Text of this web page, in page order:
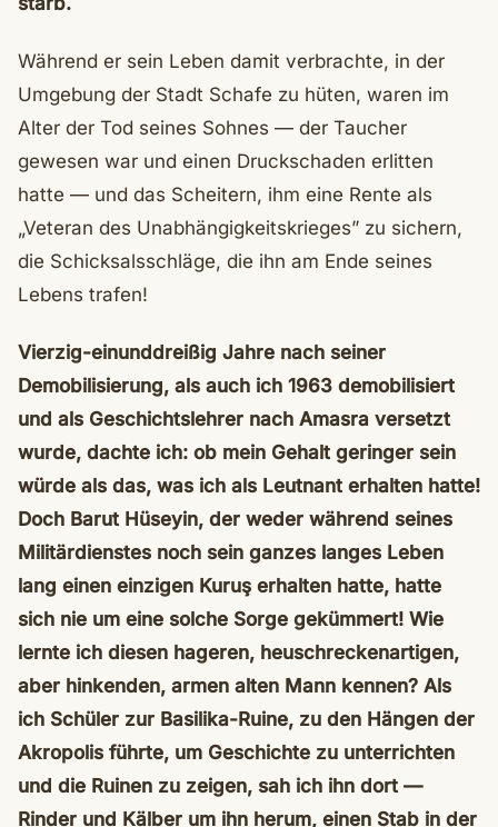
Während er sein Leben damit verbrachte, in der
Umgebung der Stadt Schafe zu hüten, waren im
Alter der Tod seines Sohnes — der Taucher
gewesen war und einen Druckschaden erlitten
hatte — und das Scheitern, ihm eine Rente als
„Veteran des Unabhängigkeitskrieges” zu sichern,
die Schicksalsschläge, die ihn am Ende seines
Lebens trafen!
Vierzig-einunddreißig Jahre nach seiner
Demobilisierung, als auch ich 1963 demobilisiert
und als Geschichtslehrer nach Amasra versetzt
wurde, dachte ich: ob mein Gehalt geringer sein
würde als das, was ich als Leutnant erhalten hatte!
Doch Barut Hüseyin, der weder während seines
Militärdienstes noch sein ganzes langes Leben
lang einen einzigen Kuruş erhalten hatte, hatte
sich nie um eine solche Sorge gekümmert! Wie
lernte ich diesen hageren, heuschreckenartigen,
aber hinkenden, armen alten Mann kennen? Als
ich Schüler zur Basilika-Ruine, zu den Hängen der
Akropolis führte, um Geschichte zu unterrichten
und die Ruinen zu zeigen, sah ich ihn dort —
Rinder und Kälber um ihn herum, einen Stab in der